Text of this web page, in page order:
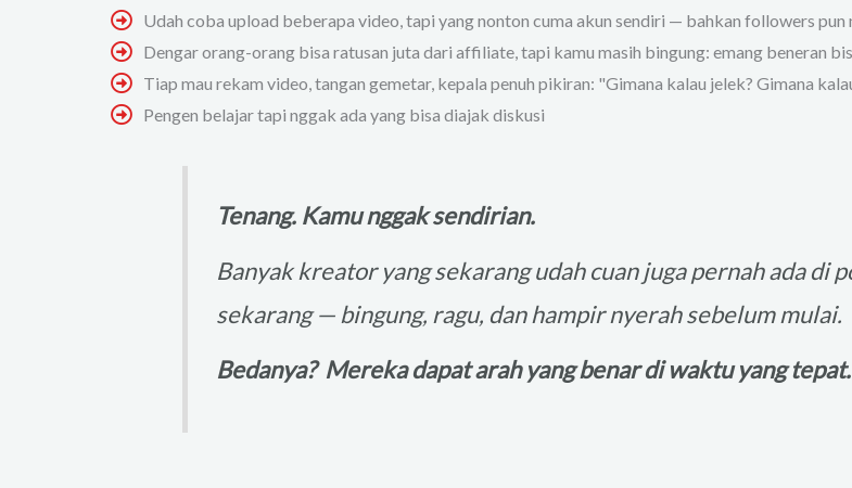
Udah coba upload beberapa video, tapi yang nonton cuma akun sendiri — bahkan followers pun
Dengar orang-orang bisa ratusan juta dari affiliate, tapi kamu masih bingung: emang beneran
Tiap mau rekam video, tangan gemetar, kepala penuh pikiran: "Gimana kalau jelek? Gimana
Pengen belajar tapi nggak ada yang bisa diajak diskusi
Tenang. Kamu nggak sendirian.
Banyak kreator yang sekarang udah cuan juga pernah ada di
sekarang — bingung, ragu, dan hampir nyerah sebelum mulai.
Bedanya? Mereka dapat arah yang benar di waktu yang tepat.